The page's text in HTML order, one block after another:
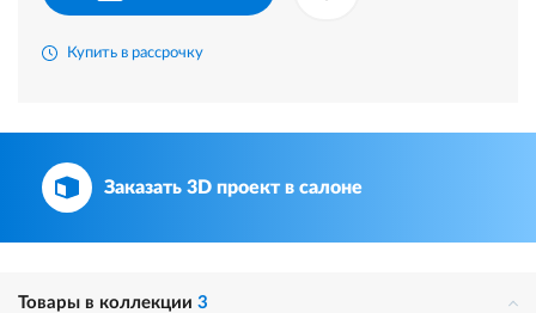
Купить в рассрочку
Заказать 3D проект в салоне
Товары в коллекции 3